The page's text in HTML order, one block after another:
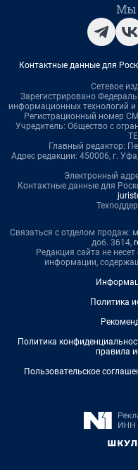
Мы
Контактные данные для
Сетевое
Зарегистрировано
информационных технологий
Регистрационный номер
Учредитель: Общество с
Главный редактор:
Адрес редакции: 450006, г.
Электронный
Контактные данные для
Связаться с отделом продаж:
доб. 3614,
Редакция сайта не
информации,
Политика
Политика
правила
Пользовательское